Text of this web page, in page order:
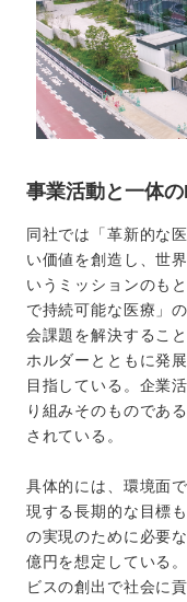
事業活動と一体
同社では「革新的な
い価値を創造し、世
いうミッションのも
で持続可能な医療」
会課題を解決するこ
ホルダーとともに発
目指している。企業
り組みそのものであ
されている。
具体的には、環境面
現する長期的な目標
の実現のために必要
億円を想定している
ビスの創出で社会に